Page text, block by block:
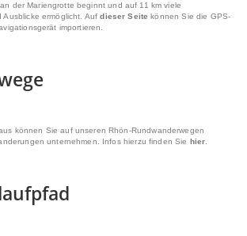
der Mariengrotte beginnt und auf 11 km viele
Ausblicke ermöglicht. Aufdieser Seite können Sie die GPS-
importieren.
können Sie auf unseren Rhön-Rundwanderwegen
unternehmen. Infos hierzu finden Sie hier